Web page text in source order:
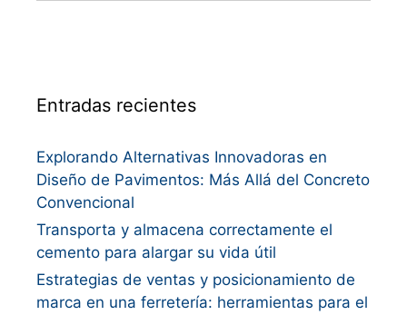
Entradas recientes
Explorando Alternativas Innovadoras en
Diseño de Pavimentos: Más Allá del Concreto
Convencional
Transporta y almacena correctamente el
cemento para alargar su vida útil
Estrategias de ventas y posicionamiento de
marca en una ferretería: herramientas para el